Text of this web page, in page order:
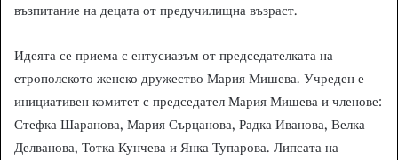
възпитание на децата от предучилищна възраст.
Идеята се приема с ентусиазъм от председателката на
етрополското женско дружество Мария Мишева. Учреден е
инициативен комитет с председател Мария Мишева и членове:
Стефка Шаранова, Мария Сърцанова, Радка Иванова, Велка
Делванова, Тотка Кунчева и Янка Тупарова. Липсата на